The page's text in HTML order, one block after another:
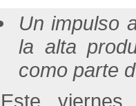
Un impulso
la alta
como parte
Este